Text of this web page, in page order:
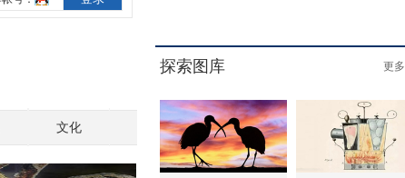
文化
探索图库 更多